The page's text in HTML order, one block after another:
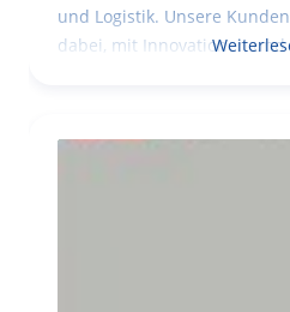
und Logistik. Unsere
dabei, mit Innovationen und